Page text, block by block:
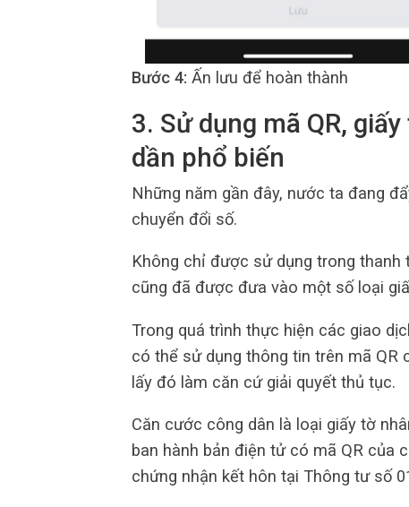
Bước 4: Ấn lưu để hoàn thành
3. Sử dụng mã QR,
dần phổ biến
Những năm gần đây, nước ta đang
chuyển đổi số.
Không chỉ được sử dụng trong thanh
cũng đã được đưa vào một số loại
Trong quá trình thực hiện các giao
có thể sử dụng thông tin trên mã QR
lấy đó làm căn cứ giải quyết thủ tục.
Căn cước công dân là loại giấy tờ
ban hành bản điện tử có mã QR của
chứng nhận kết hôn tại Thông tư số